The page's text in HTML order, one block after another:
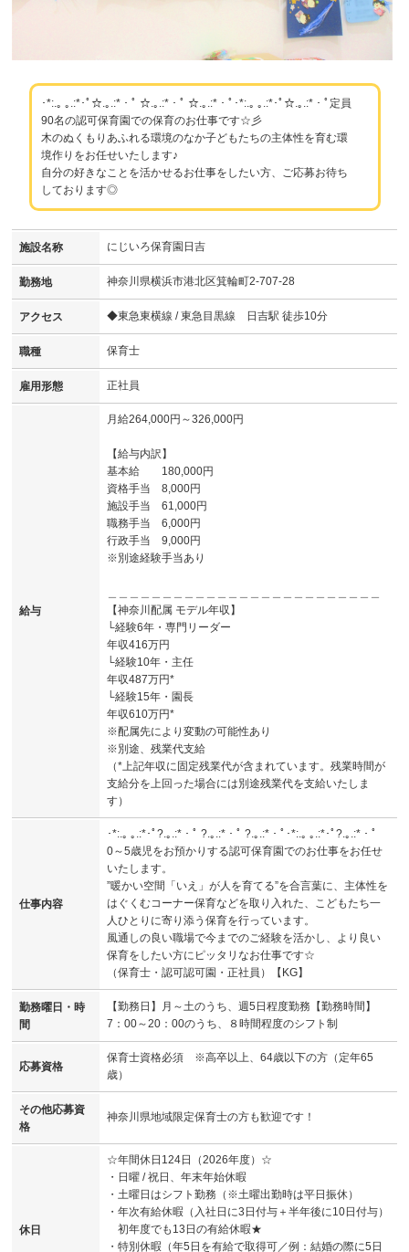
･*:.｡ ｡.:*･ﾟ☆.｡.:*・ﾟ ☆.｡.:*・ﾟ ☆.｡.:*・ﾟ･*:.｡ ｡.:*･ﾟ☆.｡.:*・ﾟ定員
90名の認可保育園での保育のお仕事です☆彡
木のぬくもりあふれる環境のなか子どもたちの主体性を育む環
境作りをお任せいたします♪
自分の好きなことを活かせるお仕事をしたい方、ご応募お待ち
しております◎
施設名称 にじいろ保育園日吉
勤務地 神奈川県横浜市港北区箕輪町2-707-28
アクセス ◆東急東横線 / 東急目黒線 日吉駅 徒歩10分
職種 保育士
雇用形態 正社員
給与
月給264,000円～326,000円
【給与内訳】
基本給 180,000円
資格手当 8,000円
施設手当 61,000円
職務手当 6,000円
行政手当 9,000円
※別途経験手当あり
【神奈川配属 モデル年収】
└経験6年・専門リーダー
年収416万円
└経験10年・主任
年収487万円*
└経験15年・園長
年収610万円*
※配属先により変動の可能性あり
※別途、残業代支給
（*上記年収に固定残業代が含まれています。残業時間が
支給分を上回った場合には別途残業代を支給いたしま
す）
仕事内容
･*:.｡ ｡.:*･ﾟ?.｡.:*・ﾟ ?.｡.:*・ﾟ ?.｡.:*・ﾟ･*:.｡ ｡.:*･ﾟ?.｡.:*・ﾟ
0～5歳児をお預かりする認可保育園でのお仕事をお任せ
いたします。
”暖かい空間「いえ」が人を育てる”を合言葉に、主体性を
はぐくむコーナー保育などを取り入れた、こどもたち一
人ひとりに寄り添う保育を行っています。
風通しの良い職場で今までのご経験を活かし、より良い
保育をしたい方にピッタリなお仕事です☆
（保育士・認可認可園・正社員）【KG】
勤務曜日・時
間
【勤務日】月～土のうち、週5日程度勤務【勤務時間】
7：00～20：00のうち、８時間程度のシフト制
応募資格
保育士資格必須 ※高卒以上、64歳以下の方（定年65
歳）
その他応募資
格
神奈川県地域限定保育士の方も歓迎です！
休日
☆年間休日124日（2026年度）☆
・日曜 / 祝日、年末年始休暇
・土曜日はシフト勤務（※土曜出勤時は平日振休）
・年次有給休暇（入社日に3日付与＋半年後に10日付与）
初年度でも13日の有給休暇★
・特別休暇（年5日を有給で取得可／例：結婚の際に5日